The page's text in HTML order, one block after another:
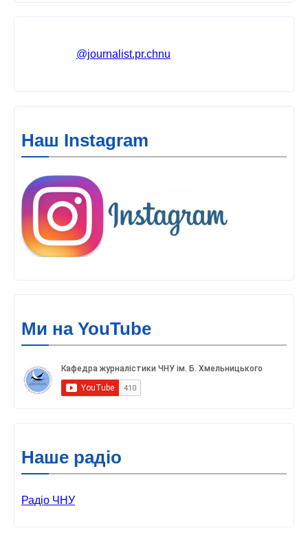
@journalist.pr.chnu
Наш Instagram
Ми на YouTube
Наше радіо
Радіо ЧНУ